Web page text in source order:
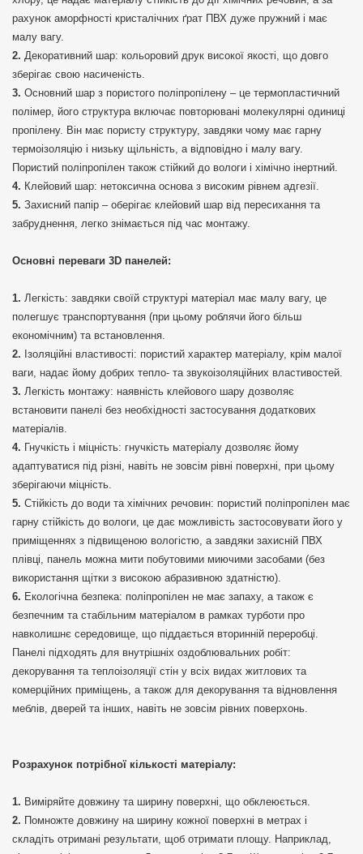
рахунок аморфності кристалічних ґрат ПВХ дуже пружний і має
малу вагу.
Декоративний шар: кольоровий друк високої якості, що довго
зберігає свою насиченість.
Основний шар з пористого поліпропілену – це термопластичний
полімер, його структура включає повторювані молекулярні одиниці
пропілену. Він має пористу структуру, завдяки чому має гарну
термоізоляцію і низьку щільність, а відповідно і малу вагу.
Пористий поліпропілен також стійкий до вологи і хімічно інертний.
Клейовий шар: нетоксична основа з високим рівнем адгезії.
Захисний папір – оберігає клейовий шар від пересихання та
забруднення, легко знімається під час монтажу.
Основні переваги 3D панелей:
Легкість: завдяки своїй структурі матеріал має малу вагу, це
полегшує транспортування (при цьому роблячи його більш
економічним) та встановлення.
Ізоляційні властивості: пористий характер матеріалу, крім малої
ваги, надає йому добрих тепло- та звукоізоляційних властивостей.
Легкість монтажу: наявність клейового шару дозволяє
встановити панелі без необхідності застосування додаткових
матеріалів.
Гнучкість і міцність: гнучкість матеріалу дозволяє йому
адаптуватися під різні, навіть не зовсім рівні поверхні, при цьому
зберігаючи міцність.
Стійкість до води та хімічних речовин: пористий поліпропілен має
гарну стійкість до вологи, це дає можливість застосовувати його у
приміщеннях з підвищеною вологістю, а завдяки захисній ПВХ
плівці, панель можна мити побутовими миючими засобами (без
використання щітки з високою абразивною здатністю).
Екологічна безпека: поліпропілен не має запаху, а також є
безпечним та стабільним матеріалом в рамках турботи про
навколишнє середовище, що піддається вторинній переробці.
Панелі підходять для внутрішніх оздоблювальних робіт:
декорування та теплоізоляції стін у всіх видах житлових та
комерційних приміщень, а також для декорування та відновлення
меблів, дверей та інших, навіть не зовсім рівних поверхонь.
Розрахунок потрібної кількості матеріалу:
Виміряйте довжину та ширину поверхні, що обклеюється.
Помножте довжину на ширину кожної поверхні в метрах і
складіть отримані результати, щоб отримати площу. Наприклад,